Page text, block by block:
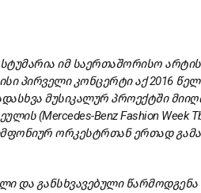
სტუმარია იმ საერთაშორისო
პირველიკონცერტიაქ 2016
მუსიკალურ პროექტში
(Mercedes-Benz Fashion Week
ორკესტრთანერთად
და განსხვავებული წარმოდგენა